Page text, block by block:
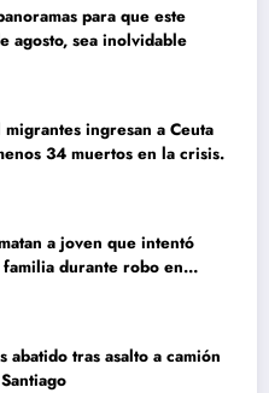
para que este
agosto, sea inolvidable
ingresan a Ceuta
34 muertos en la crisis.
a joven que intentó
durante robo en
abatido tras asalto a camión